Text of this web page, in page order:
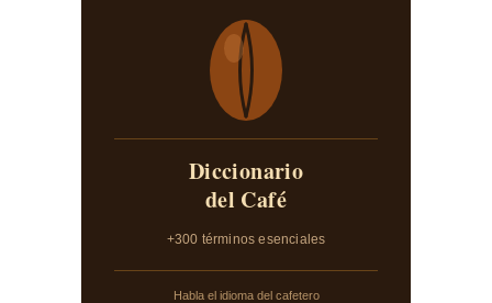
Diccionario
del Café
+300 términos esenciales
Habla el idioma del cafetero